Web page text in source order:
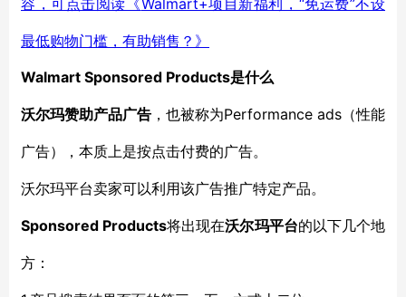
容，可点击阅读《Walmart+项目新福利，“免运费”不设
最低购物门槛，有助销售？》
Walmart Sponsored Products是什么
沃尔玛赞助产品广告 ，也被称为Performance ads （性能
广告） ，本质上是按点击付费的广告。
沃尔玛平台卖家可以利用该广告推广特定产品。
Sponsored Products将出现在沃尔玛平台的以下几个地
方：